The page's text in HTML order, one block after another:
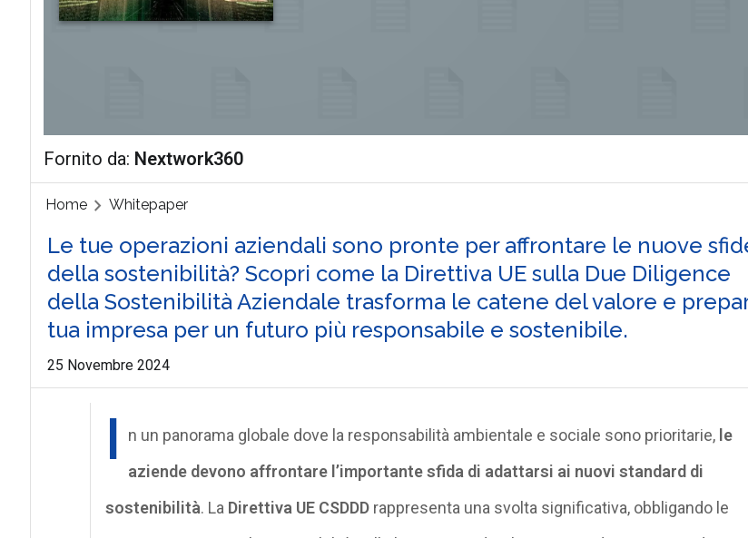
Fornito da: Nextwork360
Home Whitepaper
Le tue operazioni aziendali sono pronte per affrontare le nuove
della sostenibilità? Scopri come la Direttiva UE sulla Due Diligence
della Sostenibilità Aziendale trasforma le catene del valore e
tua impresa per un futuro più responsabile e sostenibile.
25 Novembre 2024
I n un panorama globale dove la responsabilità ambientale e sociale sono prioritarie, le
aziende devono affrontare l’importante sfida di adattarsi ai nuovi standard di
sostenibilità. La Direttiva UE CSDDDrappresenta una svolta significativa, obbligando le